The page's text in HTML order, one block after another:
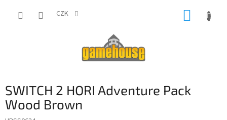
CZK
SWITCH 2 HORI Adventure Pack
Wood Brown